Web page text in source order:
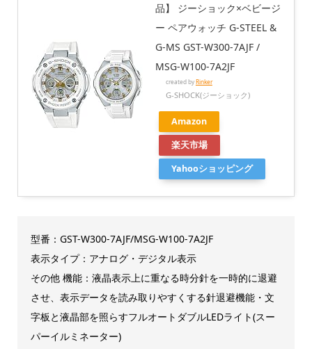
品】 ジーショック×ベビージ
ー ペアウォッチ G-STEEL &
G-MS GST-W300-7AJF /
MSG-W100-7A2JF
created byRinker
G-SHOCK(ジーショック)
Amazon
楽天市場
Yahooショッピング
型番：GST-W300-7AJF/MSG-W100-7A2JF
表示タイプ：アナログ・デジタル表示
その他 機能：液晶表示上に重なる時分針を一時的に退避
させ、表示データを読み取りやすくする針退避機能・文
字板と液晶部を照らすフルオートダブルLEDライト(スー
パーイルミネーター)